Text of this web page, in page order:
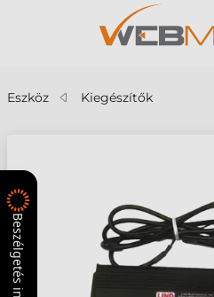
Eszköz Kiegészítők